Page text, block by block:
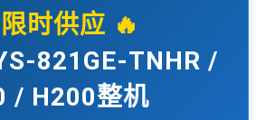
时供应 🔥
821GE-TNHR /
/ H200整机